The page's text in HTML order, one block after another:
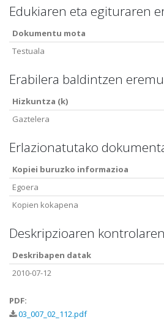
Edukiaren eta egituraren
Dokumentu mota
Testuala
Erabilera baldintzen
Hizkuntza (k)
Gaztelera
Erlazionatutako
Kopiei buruzko informazioa
Egoera
Kopien kokapena
Deskripzioaren
Deskribapen datak
2010-07-12
PDF:
03_007_02_112.pdf